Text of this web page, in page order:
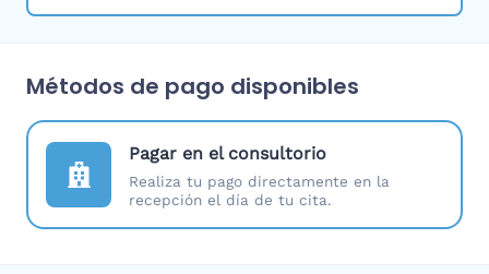
Métodos de pago disponibles
Pagar en el consultorio
Realiza tu pago directamente en la
recepción el día de tu cita.